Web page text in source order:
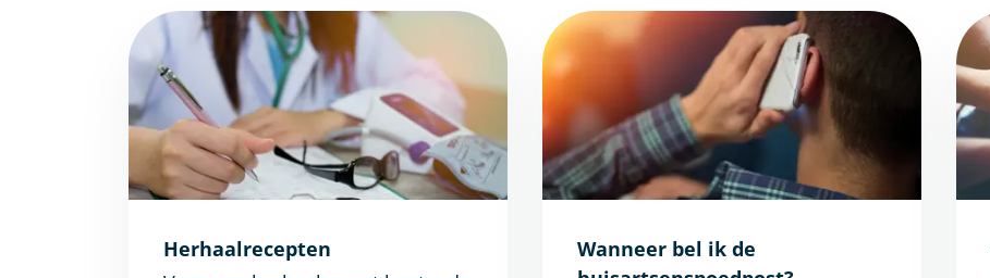
Herhaalrecepten
Wanneer bel ik de